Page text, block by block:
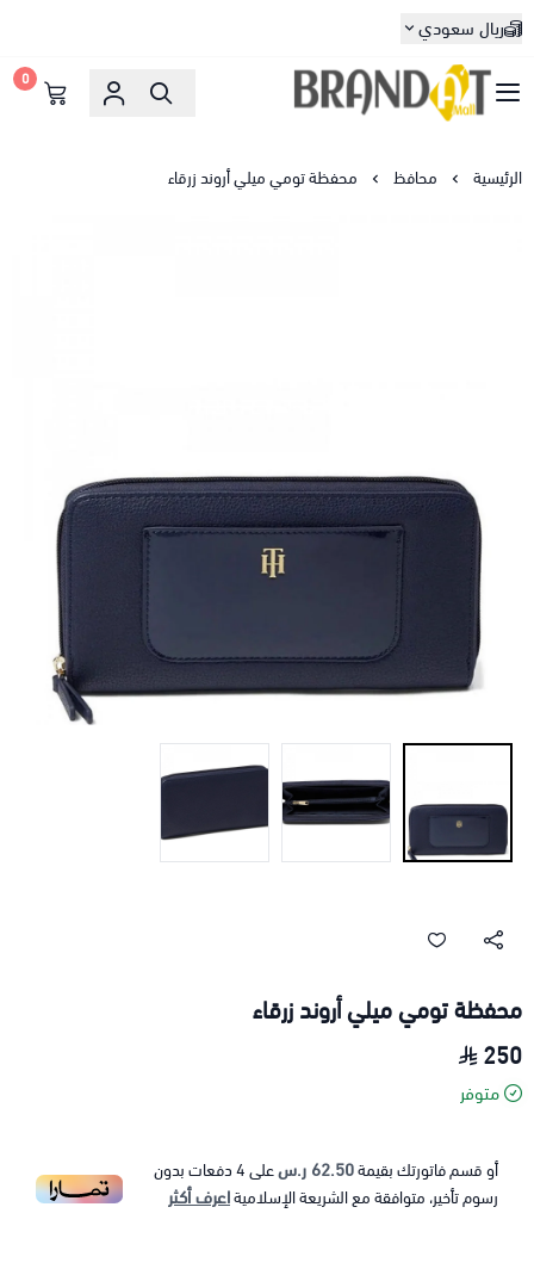
ريال سعودي
براندات مول
0
الرئيسية محافظ محفظة تومي ميلي أروند زرقاء
محفظة تومي ميلي أروند زرقاء
250
متوفر
أو قسم فاتورتك بقيمة62.50 ر.س على4دفعات بدون
رسوم تأخير، متوافقة مع الشريعة الإسلاميةاعرف أكثر